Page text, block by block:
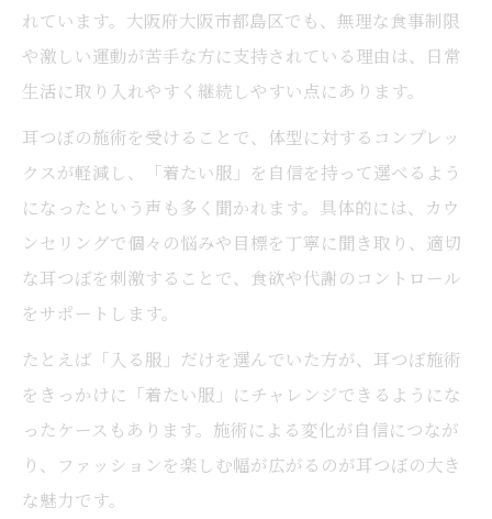
大阪市都島区で話題の耳つぼダイエット術
耳つぼ体験者のリアルな声を紹介
自然な体型改善を実感した耳つぼ体験談
耳つぼ体験で得た自然な変化と喜び
耳つぼで体型コンプレックスを解消
耳つぼ施術後の服選びが変わった日々
耳つぼがもたらす心身の前向きな変化
耳つぼ体験者の継続のポイント
無理なく服を楽しみたい人の耳つぼ活用術
れています。大阪府大阪市都島区でも、無理な食事制限
や激しい運動が苦手な方に支持されている理由は、日常
生活に取り入れやすく継続しやすい点にあります。
耳つぼの施術を受けることで、体型に対するコンプレッ
クスが軽減し、「着たい服」を自信を持って選べるよう
になったという声も多く聞かれます。具体的には、カウ
ンセリングで個々の悩みや目標を丁寧に聞き取り、適切
な耳つぼを刺激することで、食欲や代謝のコントロール
をサポートします。
たとえば「入る服」だけを選んでいた方が、耳つぼ施術
をきっかけに「着たい服」にチャレンジできるようにな
ったケースもあります。施術による変化が自信につなが
り、ファッションを楽しむ幅が広がるのが耳つぼの大き
な魅力です。